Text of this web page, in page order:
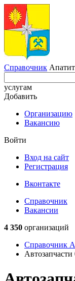
Справочник
услугам
Добавить
Организацию
Вакансию
Войти
Вход на сайт
Регистрация
Вконтакте
Справочник
Вакансии
4 350 организаций
Справочник
Автозапчасти